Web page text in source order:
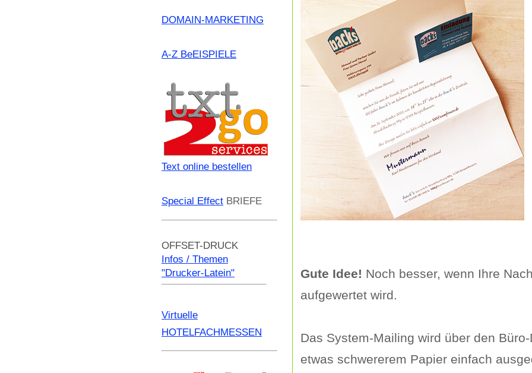
DOMAIN-MARKETING
A-Z BeEISPIELE
Text online bestellen
Special Effect BRIEFE
OFFSET-DRUCK
Infos / Themen
"Drucker-Latein"
Virtuelle
HOTELFACHMESSEN
Gute Idee! Noch besser, wenn Ihre
aufgewertet wird.
Das System-Mailing wird über den
etwas schwererem Papier einfach